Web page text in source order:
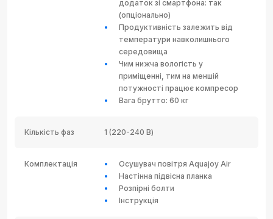
додаток зі смартфона: так
(опціонально)
Продуктивність залежить від
температури навколишнього
середовища
Чим нижча вологість у
приміщенні, тим на меншій
потужності працює компресор
Вага брутто: 60 кг
Кількість фаз 1 (220-240 В)
Комплектація
Осушувач повітря Aquajoy Air
Настінна підвісна планка
Розпірні болти
Інструкція